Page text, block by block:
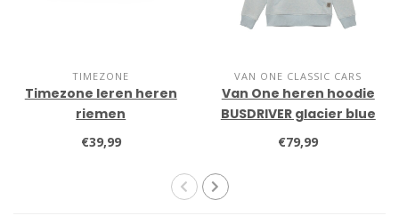
TIMEZONE
Timezone leren heren
riemen
€39,99
VAN ONE CLASSIC CARS
Van One heren hoodie
BUSDRIVER glacier blue
€79,99